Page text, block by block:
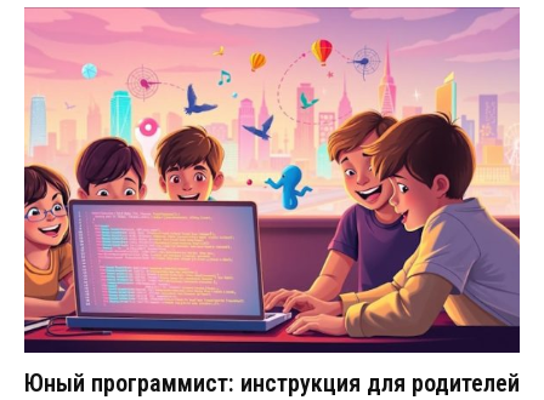
Юный программист: инструкция для родителей